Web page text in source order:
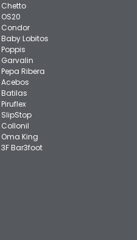
Chetto
OS20
Condor
Baby Lobitos
Poppis
Garvalin
Pepa Ribera
Acebos
Batilas
Piruflex
SlipStop
Collonil
Oma King
3F Bar3foot